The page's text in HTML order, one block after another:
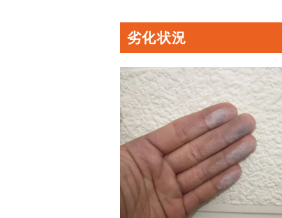
劣化状況